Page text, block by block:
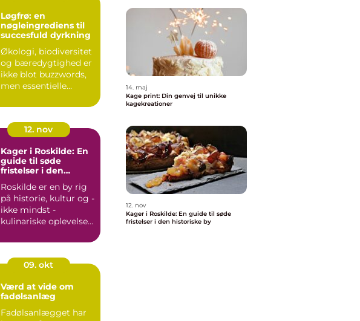
Løgfrø: en
nøgleingrediens til
succesfuld dyrkning
Økologi, biodiversitet
og bæredygtighed er
ikke blot buzzwords,
men essentielle
12. nov
Kager i Roskilde: En
guide til søde
fristelser i den
Roskilde er en by rig
på historie, kultur og -
ikke mindst -
kulinariske oplevelser.
09. okt
Værd at vide om
fadølsanlæg
Fadølsanlægget har
14. maj
Kage print: Din genvej til unikke
kagekreationer
12. nov
Kager i Roskilde: En guide til søde
fristelser i den historiske by